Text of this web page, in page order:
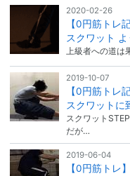
2020-02-26
【0円筋トレ
スクワット よ
上級者への道は
2019-10-07
【0円筋トレ
スクワットに
スクワット
だが…
2019-06-04
【0円筋トレ